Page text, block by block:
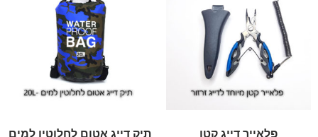
פלאייר דייג קטן
תיק דייג אטום לחלוטין למים